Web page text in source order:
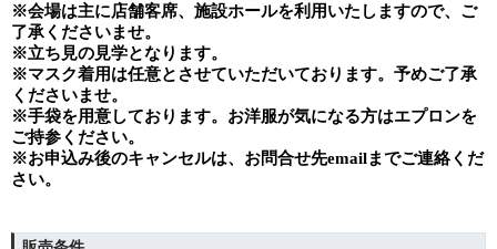
※会場は主に店舗客席、施設ホールを利用いたしますので、ご
了承くださいませ。
※立ち見の見学となります。
※マスク着用は任意とさせていただいております。予めご了承
くださいませ。
※手袋を用意しております。お洋服が気になる方はエプロンを
ご持参ください。
※お申込み後のキャンセルは、お問合せ先emailまでご連絡くだ
さい。